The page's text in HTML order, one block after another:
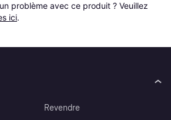
problème avec ce produit ? Veuillez
ici.
Revendre